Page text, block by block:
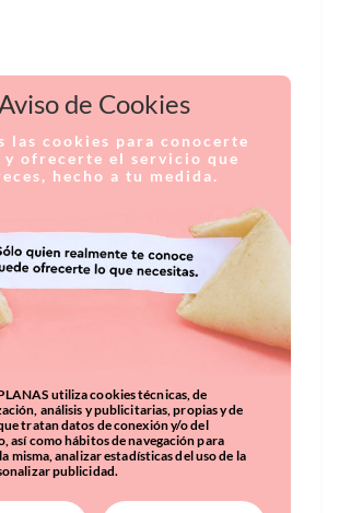
Aviso de Cookies
las cookies para conocerte
y ofrecerte el servicio que
hecho a tu medida.
utiliza cookies técnicas, de
análisis y publicitarias, propias y de
tratan datos de conexión y/o del
así como hábitos de navegación para
misma, analizar estadísticas del uso de la
publicidad.